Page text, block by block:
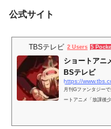
公式サイト
TBSテレビ 2 Users 5
ショートアニ
BSテレビ
https://
月刊Gファンタジー
ートアニメ「放課後